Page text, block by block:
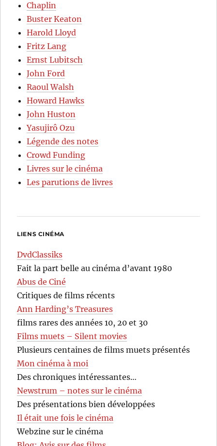
Chaplin
Buster Keaton
Harold Lloyd
Fritz Lang
Ernst Lubitsch
John Ford
Raoul Walsh
Howard Hawks
John Huston
Yasujirô Ozu
Légende des notes
Crowd Funding
Livres sur le cinéma
Les parutions de livres
LIENS CINÉMA
DvdClassiks
Fait la part belle au cinéma d’avant 1980
Abus de Ciné
Critiques de films récents
Ann Harding’s Treasures
films rares des années 10, 20 et 30
Films muets – Silent movies
Plusieurs centaines de films muets présentés
Mon cinéma à moi
Des chroniques intéressantes…
Newstrum – notes sur le cinéma
Des présentations bien développées
Il était une fois le cinéma
Webzine sur le cinéma